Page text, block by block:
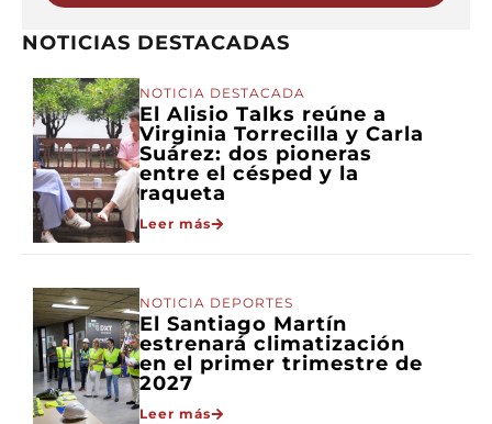
NOTICIAS DESTACADAS
NOTICIA DESTACADA
El Alisio Talks reúne a
Virginia Torrecilla y Carla
Suárez: dos pioneras
entre el césped y la
raqueta
Leer más
NOTICIA DEPORTES
El Santiago Martín
estrenará climatización
en el primer trimestre de
2027
Leer más